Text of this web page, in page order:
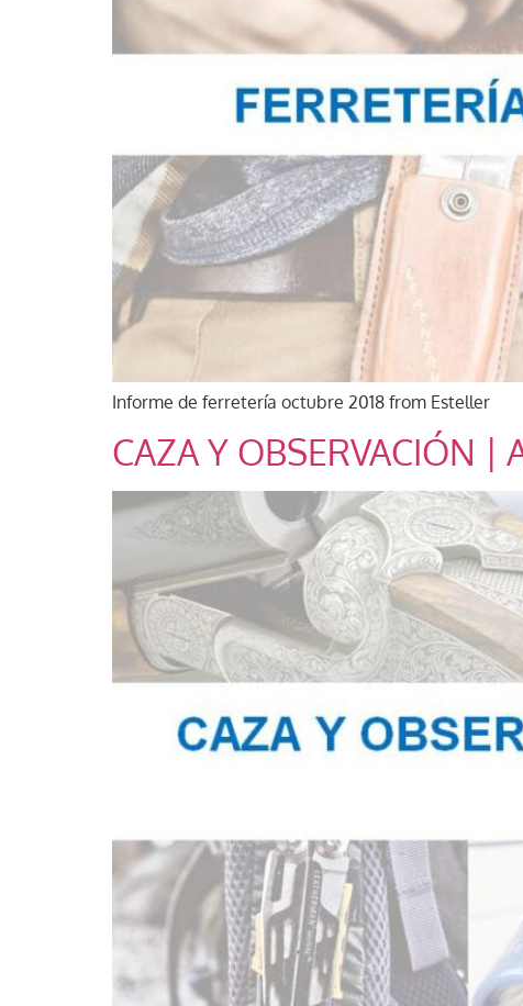
Informe de ferretería octubre 2018 from Esteller
CAZA Y OBSERVACIÓN |